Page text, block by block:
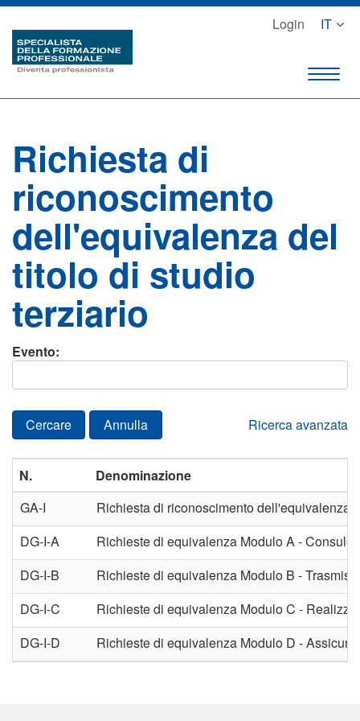
Login IT
Richiesta di
riconoscimento
dell'equivalenza del
titolo di studio
terziario
Evento:
Cercare Annulla Ricerca avanzata
N.
Denominazione
GA-I
DG-I-A
DG-I-B
DG-I-C
DG-I-D